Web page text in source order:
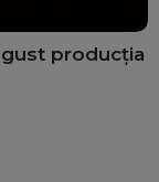
producția